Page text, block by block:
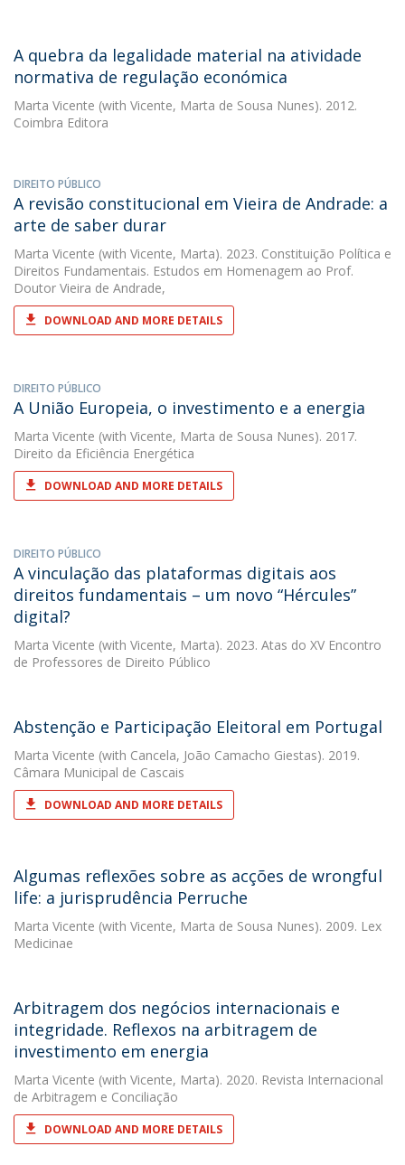
A quebra da legalidade material na atividade
normativa de regulação económica
Marta Vicente (with Vicente, Marta de Sousa Nunes). 2012.
Coimbra Editora
DIREITO PÚBLICO
A revisão constitucional em Vieira de Andrade: a
arte de saber durar
Marta Vicente (with Vicente, Marta). 2023. Constituição Política e
Direitos Fundamentais. Estudos em Homenagem ao Prof.
Doutor Vieira de Andrade,
DOWNLOAD AND MORE DETAILS
DIREITO PÚBLICO
A União Europeia, o investimento e a energia
Marta Vicente (with Vicente, Marta de Sousa Nunes). 2017.
Direito da Eficiência Energética
DOWNLOAD AND MORE DETAILS
DIREITO PÚBLICO
A vinculação das plataformas digitais aos
direitos fundamentais – um novo “Hércules”
digital?
Marta Vicente (with Vicente, Marta). 2023. Atas do XV Encontro
de Professores de Direito Público
Abstenção e Participação Eleitoral em Portugal
Marta Vicente (with Cancela, João Camacho Giestas). 2019.
Câmara Municipal de Cascais
DOWNLOAD AND MORE DETAILS
Algumas reflexões sobre as acções de wrongful
life: a jurisprudência Perruche
Marta Vicente (with Vicente, Marta de Sousa Nunes). 2009. Lex
Medicinae
Arbitragem dos negócios internacionais e
integridade. Reflexos na arbitragem de
investimento em energia
Marta Vicente (with Vicente, Marta). 2020. Revista Internacional
de Arbitragem e Conciliação
DOWNLOAD AND MORE DETAILS